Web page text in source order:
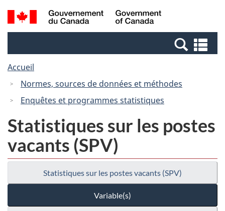
Passer
au
Passer
à
Canada
Recherche
et
et
Accueil
Normes, sources de données et méthodes
Enquêtes et programmes statistiques
Statistiques sur les postes
vacants (SPV)
Statistiques sur les postes vacants (SPV)
Variable(s)